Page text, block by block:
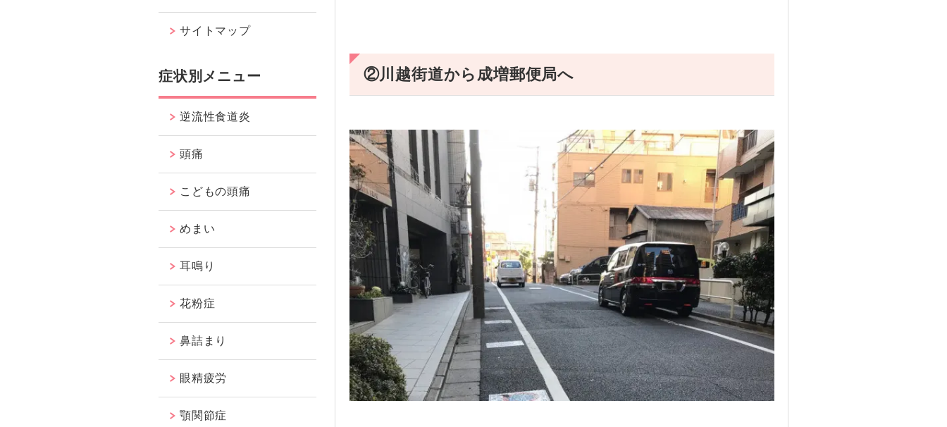
②川越街道から成増郵便局へ
サイトマップ
症状別メニュー
逆流性食道炎
頭痛
こどもの頭痛
めまい
耳鳴り
花粉症
鼻詰まり
眼精疲労
顎関節症